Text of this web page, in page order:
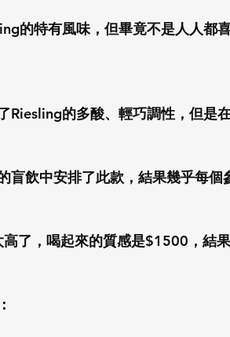
的特有風味，但畢竟不是人人都
Riesling的多酸、輕巧調性，但是
盲飲中安排了此款，結果幾乎每
了，喝起來的質感是$1500，結